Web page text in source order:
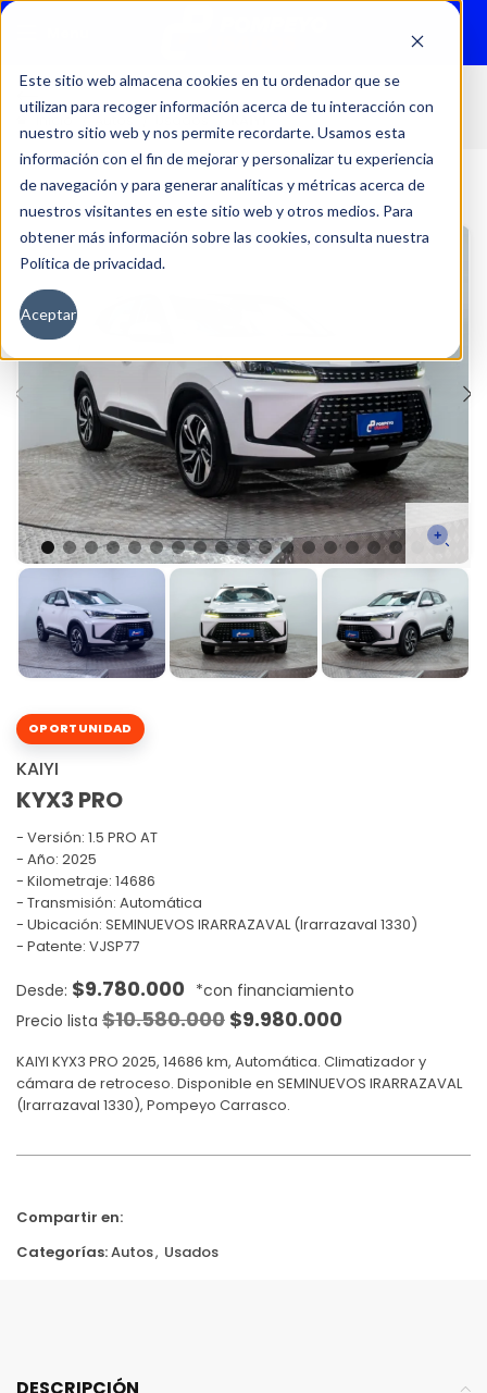
Este sitio web almacena cookies en tu ordenador que se
utilizan para recoger información acerca de tu interacción con
nuestro sitio web y nos permite recordarte. Usamos esta
información con el fin de mejorar y personalizar tu experiencia
de navegación y para generar analíticas y métricas acerca de
nuestros visitantes en este sitio web y otros medios. Para
obtener más información sobre las cookies, consulta nuestra
Política de privacidad.
Aceptar
Inicio Autos
OPORTUNIDAD
KAIYI
KYX3 PRO
Versión: 1.5 PRO AT
Año: 2025
Kilometraje: 14686
Transmisión: Automática
Ubicación: SEMINUEVOS IRARRAZAVAL (Irarrazaval 1330)
Patente: VJSP77
$9.780.000
Precio lista $10.580.000 $9.980.000
KAIYI KYX3 PRO 2025, 14686 km, Automática. Climatizador y
cámara de retroceso. Disponible en SEMINUEVOS IRARRAZAVAL
(Irarrazaval 1330), Pompeyo Carrasco.
Compartir en:
Categorías:Autos, Usados